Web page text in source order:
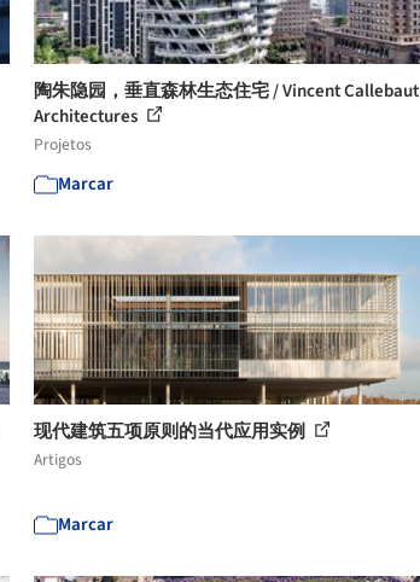
陶朱隐园，垂直森林生态住宅 / Vincent Callebaut
Architectures
Projetos
Marcar
现代建筑五项原则的当代应用实例
Artigos
Marcar